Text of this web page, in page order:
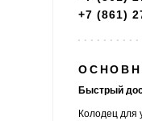
+7 (861)
Быстрый
Колодец для